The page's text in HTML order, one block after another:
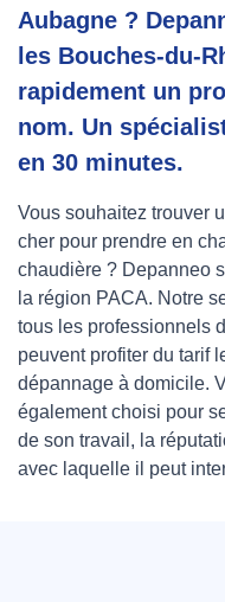
Aubagne ?
les Bouches-du-
rapidement un
nom. Un
en 30 minutes.
Vous souhaitez trouver
cher pour prendre en
chaudière ? Depanneo
la région PACA. Notre
tous les professionnels
peuvent profiter du tarif
dépannage à domicile.
également choisi pour
de son travail, la
avec laquelle il peut